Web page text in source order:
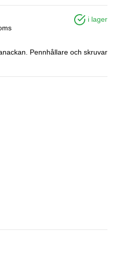
i lager
Pennhållare och skruvar